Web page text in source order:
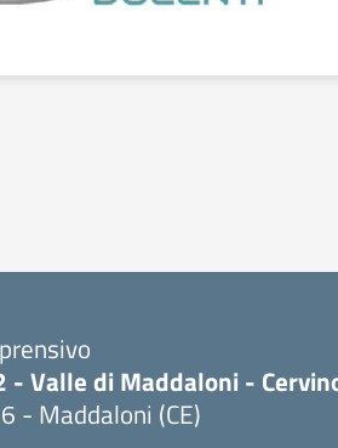
- Valle di Maddaloni -
- Maddaloni (CE)